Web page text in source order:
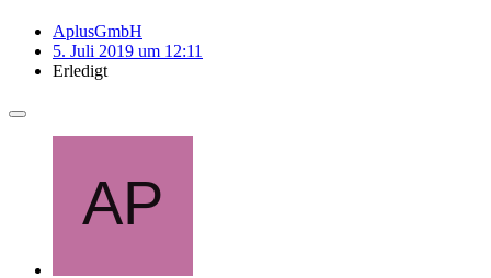
AplusGmbH
5. Juli 2019 um 12:11
Erledigt